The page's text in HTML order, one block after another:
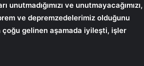
unutmadığımızı ve unutmayacağımızı,
ve depremzedelerimiz olduğunu
çoğu gelinen aşamada iyileşti, işler